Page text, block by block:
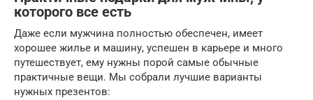
которого все есть
Даже если мужчина полностью обеспечен, имеет
хорошее жилье и машину, успешен в карьере и много
путешествует, ему нужны порой самые обычные
практичные вещи. Мы собрали лучшие варианты
нужных презентов: